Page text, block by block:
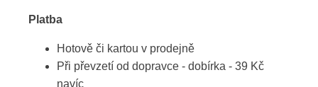
Platba
Hotově či kartou v prodejně
Při převzetí od dopravce - dobírka - 39 Kč
navíc